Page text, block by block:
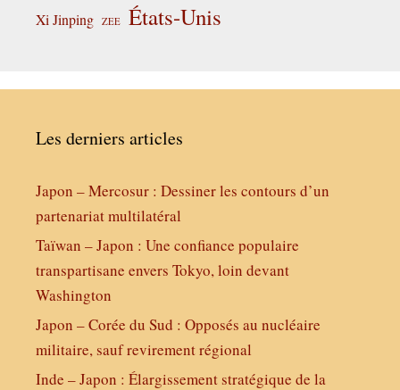
Xi Jinping ZEE États-Unis
Les derniers articles
Japon – Mercosur : Dessiner les contours d’un
partenariat multilatéral
Taïwan – Japon : Une confiance populaire
transpartisane envers Tokyo, loin devant
Washington
Japon – Corée du Sud : Opposés au nucléaire
militaire, sauf revirement régional
Inde – Japon : Élargissement stratégique de la